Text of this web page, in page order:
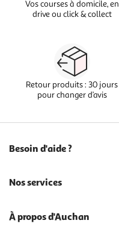
Vos courses à domicile, en
drive ou click & collect
Retour produits : 30 jours
pour changer d’avis
Besoin d'aide ?
Nos services
À propos d'Auchan